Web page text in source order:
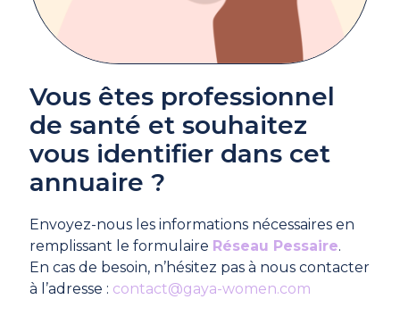
Vous êtes professionnel
de santé et souhaitez
vous identifier dans cet
annuaire ?
Envoyez-nous les informations nécessaires en
remplissant le formulaire Réseau Pessaire.
En cas de besoin, n’hésitez pas à nous contacter
à l’adresse : contact@gaya-women.com